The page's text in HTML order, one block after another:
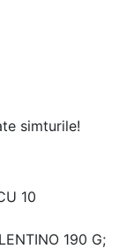
simturile!
10
190 G;